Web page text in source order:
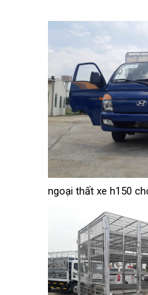
ngoại thất xe h150